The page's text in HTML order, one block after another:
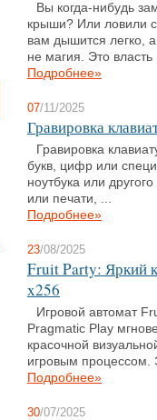
Вы когда-нибудь
крыши? Или ловили
вам дышится легко,
не магия. Это власть
Подробнее»
07/11/2025
Гравировка
Гравировка
букв, цифр или
ноутбука или
или печати, ...
Подробнее»
23/08/2025
Fruit Party: Яркий
x256
Игровой автомат
Pragmatic Play
красочной
игровым процессом.
Подробнее»
30/07/2025